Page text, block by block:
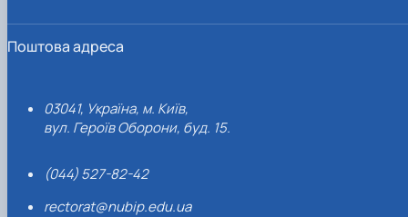
Поштова адреса
03041, Україна, м. Київ,
вул. Героїв Оборони, буд. 15.
(044) 527-82-42
rectorat@nubip.edu.ua